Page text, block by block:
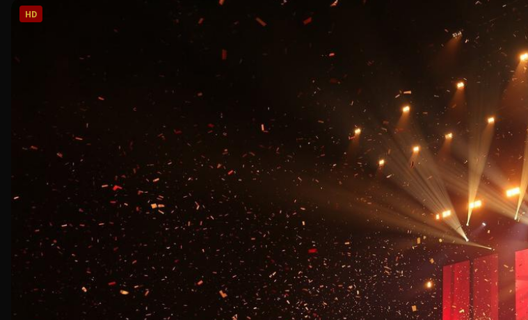
热门推荐
韩国影院2025年度重磅策划：光影中国
韩国影院年度重磅策划「光影中国」，跨越全国二十个省市自治区，用镜头记录中国当代社会的多元面貌，展现普通
1:28:00
最新上线
韩国影院独家首播：犯罪悬疑巨制《暗夜追凶》
韩国影院全网独家首播年度犯罪悬疑巨制《暗夜追凶》，汇聚顶级主创团队，打造国产悬疑类型片的全新高度，扣人
55:00
独家专题
韩国影院文化之旅：敦煌莫高窟数字修复工程纪实
韩国影院历时三年跟拍敦煌莫高窟数字修复工程，首次向公众展示文物修复师的日常工作与千年壁画数字化保护的前
1:05:30
体育精选
韩国影院体育盛典：2025亚洲杯足球赛精彩集锦
韩国影院体育频道精心制作2025亚洲杯足球赛全程精彩集锦，收录每一个激动人心的进球瞬间、每一次精彩的扑救以
42:00
美食推荐
韩国影院美食探索：中华老字号寻味之旅
韩国影院美食团队走遍大江南北，探访三十家中华老字号餐饮品牌，用镜头记录传统烹饪技艺的传承故事与地道风味
50:00
HD